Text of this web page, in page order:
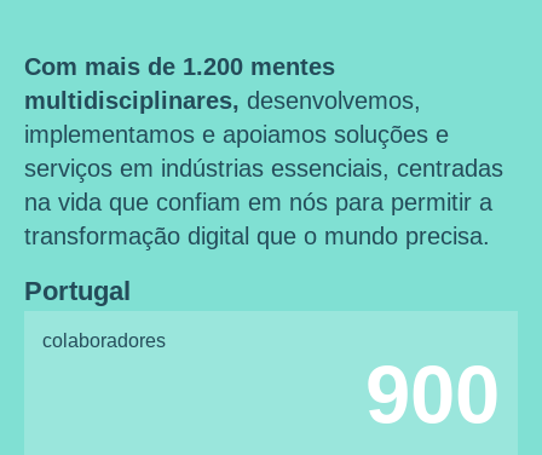
Com mais de 1.200 mentes
multidisciplinares, desenvolvemos,
implementamos e apoiamos soluções e
serviços em indústrias essenciais, centradas
na vida que confiam em nós para permitir a
transformação digital que o mundo precisa.
Portugal
colaboradores
900